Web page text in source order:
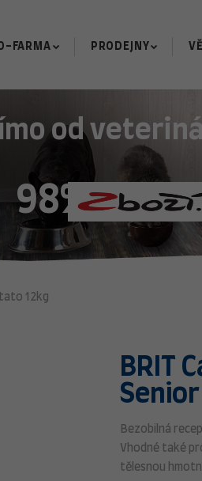
FARMA PRODEJNY
od
98%
12kg
BRIT
Bezobilná
Vhodné také
tělesnou